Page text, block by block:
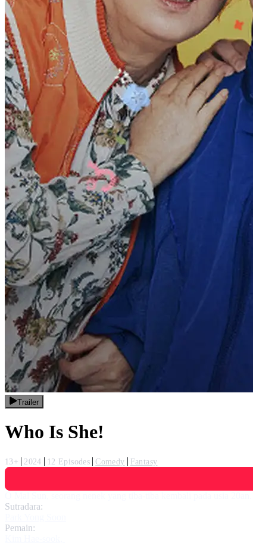
Trailer
Who Is She!
13+ 2024 12 Episodes Comedy
Fantasy
Sutradara:
Pemain: